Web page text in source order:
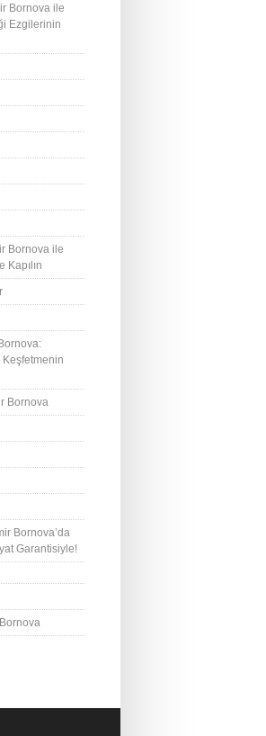
Bornova ile
Ezgilerinin
Bornova ile
Kapılın
Keşfetmenin
Bornova
Bornova’da
Garantisiyle!